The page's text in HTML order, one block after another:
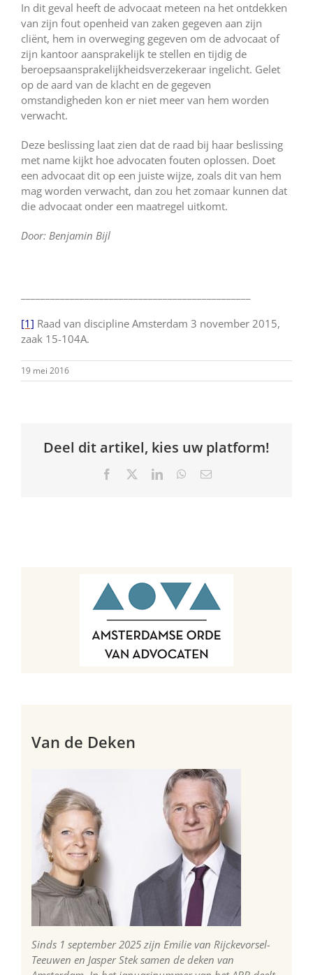
In dit geval heeft de advocaat meteen na het ontdekken
van zijn fout openheid van zaken gegeven aan zijn
cliënt, hem in overweging gegeven om de advocaat of
zijn kantoor aansprakelijk te stellen en tijdig de
beroepsaansprakelijkheidsverzekeraar ingelicht. Gelet
op de aard van de klacht en de gegeven
omstandigheden kon er niet meer van hem worden
verwacht.
Deze beslissing laat zien dat de raad bij haar beslissing
met name kijkt hoe advocaten fouten oplossen. Doet
een advocaat dit op een juiste wijze, zoals dit van hem
mag worden verwacht, dan zou het zomaar kunnen dat
die advocaat onder een maatregel uitkomt.
Door: Benjamin Bijl
[1] Raad van discipline Amsterdam 3 november 2015,
zaak 15-104A.
19 mei 2016
Deel dit artikel, kies uw platform!
Facebook LinkedInWhatsApp
E-
Van de Deken
Sinds 1 september 2025 zijn Emilie van Rijckevorsel-
Teeuwen en Jasper Stek samen de deken van